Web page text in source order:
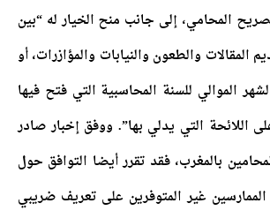
المحامي، إلى جانب منح الخيار له “بين
المقالات والطعون والنيابات والمؤازرات، أو
الموالي للسنة المحاسبية التي فتح فيها
اللائحة التي يدلي بها”. ووفق إخبار صادر
بالمغرب، فقد تقرر أيضا التوافق حول
غير المتوفرين على تعريف ضريبي